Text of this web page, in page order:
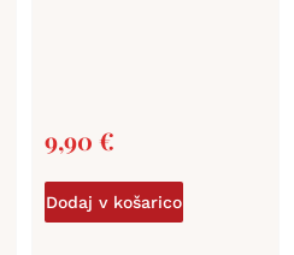
9,90 €
Dodaj v košarico